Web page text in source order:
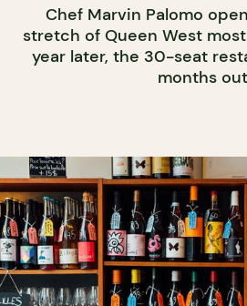
Chef Marvin Palomo
stretch of Queen West
year later, the 30-seat
months